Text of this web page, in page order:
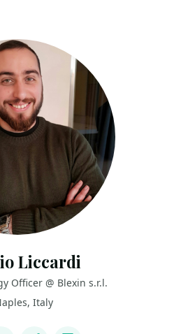
Liccardi
Officer @ Blexin s.r.l.
Italy